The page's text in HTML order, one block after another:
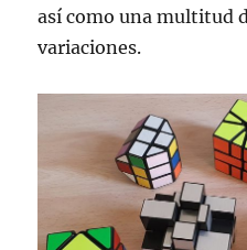
así como una multitud
variaciones.